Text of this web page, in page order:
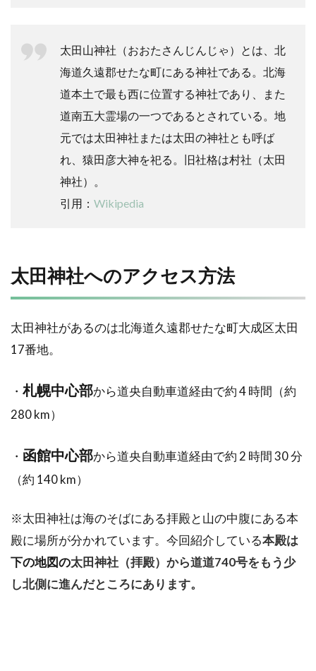
太田山神社（おおたさんじんじゃ）とは、北
海道久遠郡せたな町にある神社である。北海
道本土で最も西に位置する神社であり、また
道南五大霊場の一つであるとされている。地
元では太田神社または太田の神社とも呼ば
れ、猿田彦大神を祀る。旧社格は村社（太田
神社）。
引用： Wikipedia
太田神社へのアクセス方法
太田神社があるのは北海道久遠郡せたな町大成区太田
17番地。
・ 札幌中心部から道央自動車道経由で約 4 時間（約
280 km）
・ 函館中心部から道央自動車道経由で約 2 時間 30 分
（約 140 km）
※太田神社は海のそばにある拝殿と山の中腹にある本
殿に場所が分かれています。今回紹介している本殿は
下の地図の太田神社（拝殿）から道道740号をもう少
し北側に進んだところにあります。